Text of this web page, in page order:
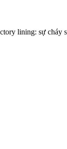
lining: sự